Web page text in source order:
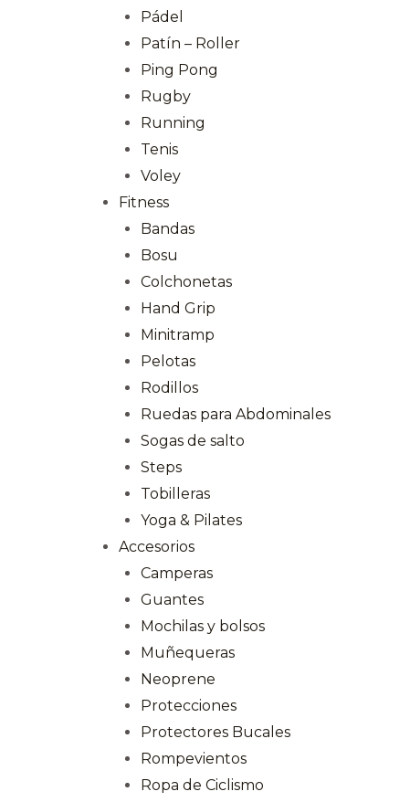
Pádel
Patín – Roller
Ping Pong
Rugby
Running
Tenis
Voley
Fitness
Bandas
Bosu
Colchonetas
Hand Grip
Minitramp
Pelotas
Rodillos
Ruedas para Abdominales
Sogas de salto
Steps
Tobilleras
Yoga & Pilates
Accesorios
Camperas
Guantes
Mochilas y bolsos
Muñequeras
Neoprene
Protecciones
Protectores Bucales
Rompevientos
Ropa de Ciclismo